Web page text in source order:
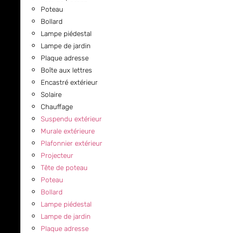
Poteau
Bollard
Lampe piédestal
Lampe de jardin
Plaque adresse
Boîte aux lettres
Encastré extérieur
Solaire
Chauffage
Suspendu extérieur
Murale extérieure
Plafonnier extérieur
Projecteur
Tête de poteau
Poteau
Bollard
Lampe piédestal
Lampe de jardin
Plaque adresse